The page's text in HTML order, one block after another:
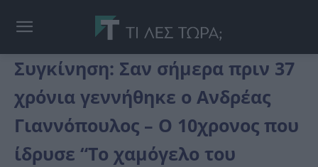
Συγκίνηση: Σαν σήμερα πριν 37
χρόνια γεννήθηκε ο Ανδρέας
Γιαννόπουλος – Ο 10χρονος που
ίδρυσε “Το χαμόγελο του